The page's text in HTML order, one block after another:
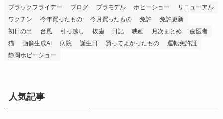
ブラックフライデー
ブログ プラモデル ホビーショー
リニューアル
ワクチン
今年買ったもの 今月買ったもの 免許
免許更新
初日の出
台風 引っ越し 抜歯 日記 映画 月次まとめ
歯医者
猫
画像生成AI 病院 誕生日 買ってよかったもの
運転免許証
静岡ホビーショー
人気記事